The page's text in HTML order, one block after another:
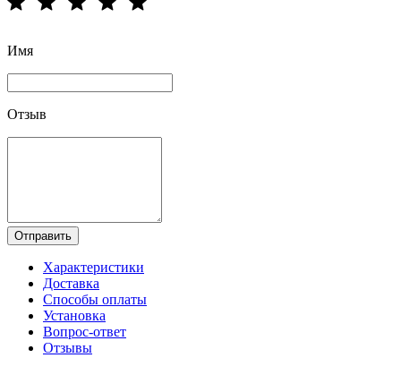
Имя
Отзыв
Отправить
Характеристики
Доставка
Способы оплаты
Установка
Вопрос-ответ
Отзывы